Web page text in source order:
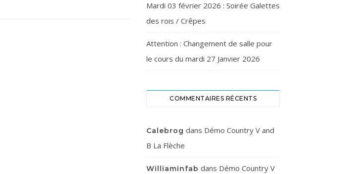
Mardi 03 février 2026 : Soirée Galettes
des rois / Crêpes
Attention : Changement de salle pour
le cours du mardi 27 Janvier 2026
COMMENTAIRES RÉCENTS
Calebrog dans Démo Country V and
B La Flèche
Williaminfab dans Démo Country V